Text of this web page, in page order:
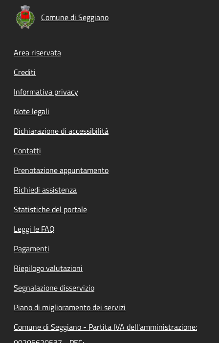
Comune di Seggiano
Footer menu
Area riservata
Crediti
Informativa privacy
Note legali
Dichiarazione di accessibilità
Contatti
Prenotazione appuntamento
Richiedi assistenza
Statistiche del portale
Leggi le FAQ
Pagamenti
Riepilogo valutazioni
Segnalazione disservizio
Piano di miglioramento dei servizi
Comune di Seggiano - Partita IVA dell'amministrazione: